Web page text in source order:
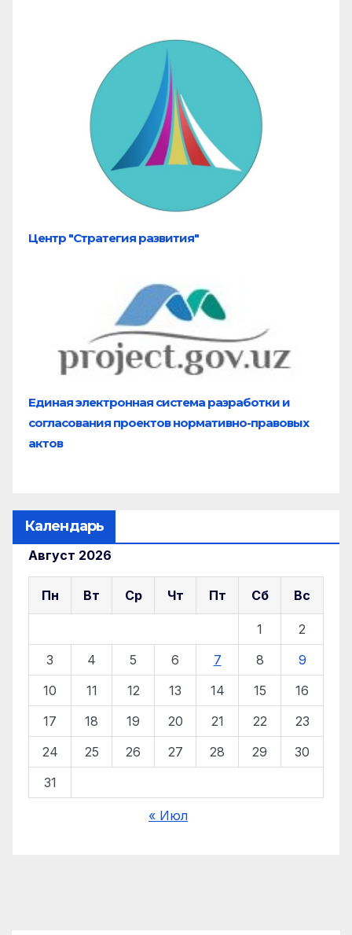
Центр "Стратегия развития"
Единая электронная система разработки и
согласования проектов нормативно-правовых
актов
Календарь
Август 2026
Пн Вт Ср Чт Пт Сб Вс
1
2
3
4 5 6 7 8
9
10
11 12 13 14 15
16
17
18 19 20 21 22
23
24
25 26 27 28 29
30
31
« Июл